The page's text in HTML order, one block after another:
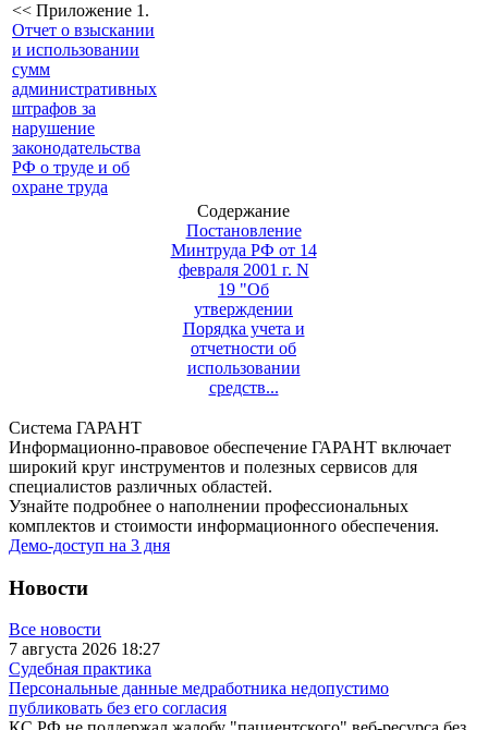
<< Приложение 1.
Отчет о взыскании
и использовании
сумм
административных
штрафов за
нарушение
законодательства
РФ о труде и об
охране труда
Содержание
Постановление
Минтруда РФ от 14
февраля 2001 г. N
19 "Об
утверждении
Порядка учета и
отчетности об
использовании
средств...
Система ГАРАНТ
Информационно-правовое обеспечение ГАРАНТ включает
широкий круг инструментов и полезных сервисов для
специалистов различных областей.
Узнайте подробнее о наполнении профессиональных
комплектов и стоимости информационного обеспечения.
Демо-доступ на 3 дня
Новости
Все новости
7 августа 2026 18:27
Судебная практика
Персональные данные медработника недопустимо
публиковать без его согласия